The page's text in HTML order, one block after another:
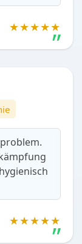
★★★★★
★★★★★